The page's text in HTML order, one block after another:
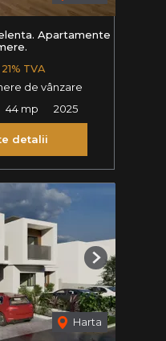
Apartamente
21% TVA
de vânzare
44 mp 2025
detalii
Harta
Next